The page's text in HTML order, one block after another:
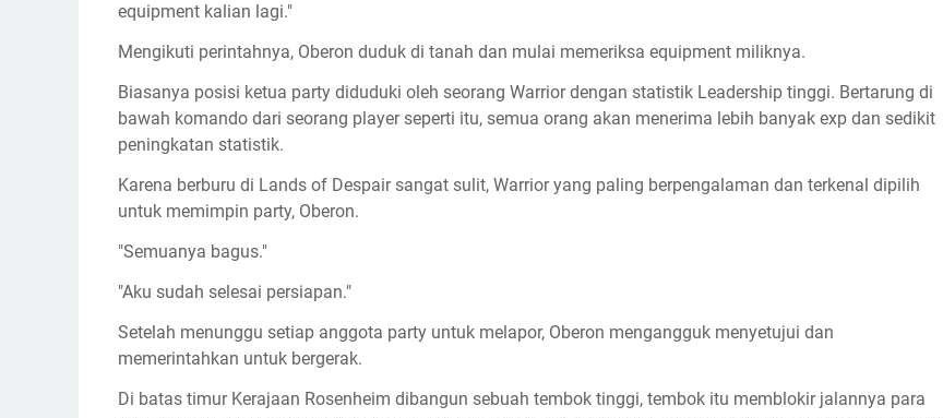
equipment kalian lagi."
Mengikuti perintahnya, Oberon duduk di tanah dan mulai memeriksa equipment miliknya.
Biasanya posisi ketua party diduduki oleh seorang Warrior dengan statistik Leadership tinggi. Bertarung di
bawah komando dari seorang player seperti itu, semua orang akan menerima lebih banyak exp dan sedikit
peningkatan statistik.
Karena berburu di Lands of Despair sangat sulit, Warrior yang paling berpengalaman dan terkenal dipilih
untuk memimpin party, Oberon.
"Semuanya bagus."
"Aku sudah selesai persiapan."
Setelah menunggu setiap anggota party untuk melapor, Oberon mengangguk menyetujui dan
memerintahkan untuk bergerak.
Di batas timur Kerajaan Rosenheim dibangun sebuah tembok tinggi, tembok itu memblokir jalannya para